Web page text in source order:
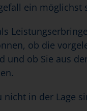
ein möglichst
ob die
und ob Sie aus
nicht in der Lage